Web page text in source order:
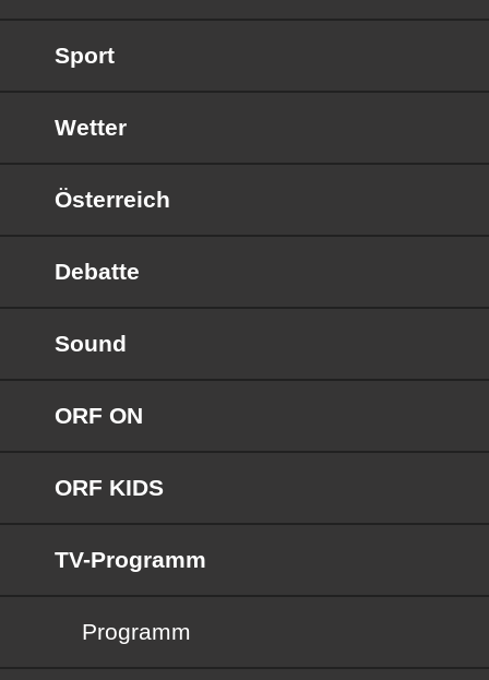
Sport
Wetter
Österreich
Debatte
Sound
ORF ON
ORF KIDS
TV-Programm
Programm